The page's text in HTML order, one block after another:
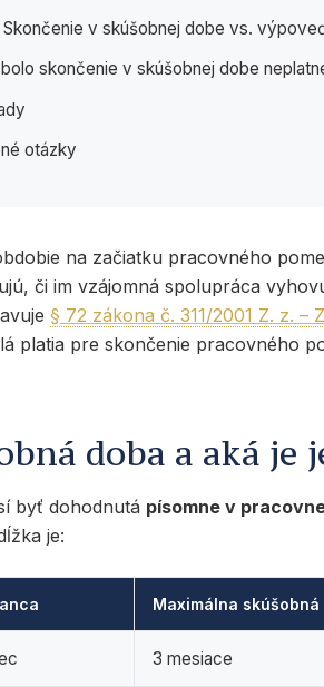
Skončenie v skúšobnej dobe vs.
skončenie v skúšobnej dobe
otázky
na začiatku pracovného
či im vzájomná spolupráca
§ 72 zákona č. 311/2001 Z. z. –
platia pre skončenie pracovného
doba a aká je
byť dohodnutá písomne v
je:
Maximálna skúšobná
3 mesiace